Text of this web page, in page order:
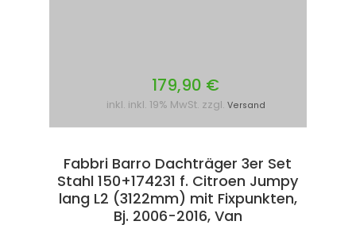
179,90 €
inkl. inkl. 19% MwSt. zzgl. Versand
Fabbri Barro Dachträger 3er Set
Stahl 150+174231 f. Citroen Jumpy
lang L2 (3122mm) mit Fixpunkten,
Bj. 2006-2016, Van